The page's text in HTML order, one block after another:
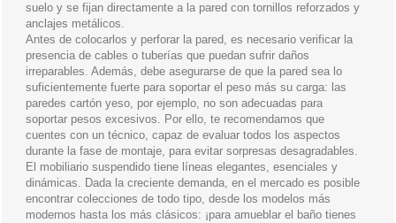
suelo y se fijan directamente a la pared con tornillos reforzados y
anclajes metálicos.
Antes de colocarlos y perforar la pared, es necesario verificar la
presencia de cables o tuberías que puedan sufrir daños
irreparables. Además, debe asegurarse de que la pared sea lo
suficientemente fuerte para soportar el peso más su carga: las
paredes cartón yeso, por ejemplo, no son adecuadas para
soportar pesos excesivos. Por ello, te recomendamos que
cuentes con un técnico, capaz de evaluar todos los aspectos
durante la fase de montaje, para evitar sorpresas desagradables.
El mobiliario suspendido tiene líneas elegantes, esenciales y
dinámicas. Dada la creciente demanda, en el mercado es posible
encontrar colecciones de todo tipo, desde los modelos más
modernos hasta los más clásicos: ¡para amueblar el baño tienes